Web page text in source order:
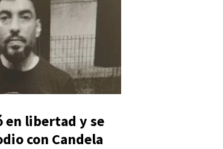
en libertad y se
con Candela